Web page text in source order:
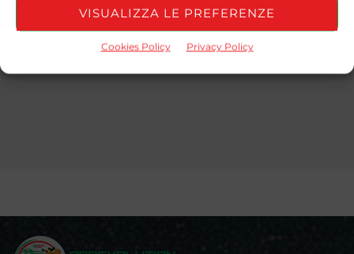
VISUALIZZA LE PREFERENZE
Cookies Policy Privacy Policy